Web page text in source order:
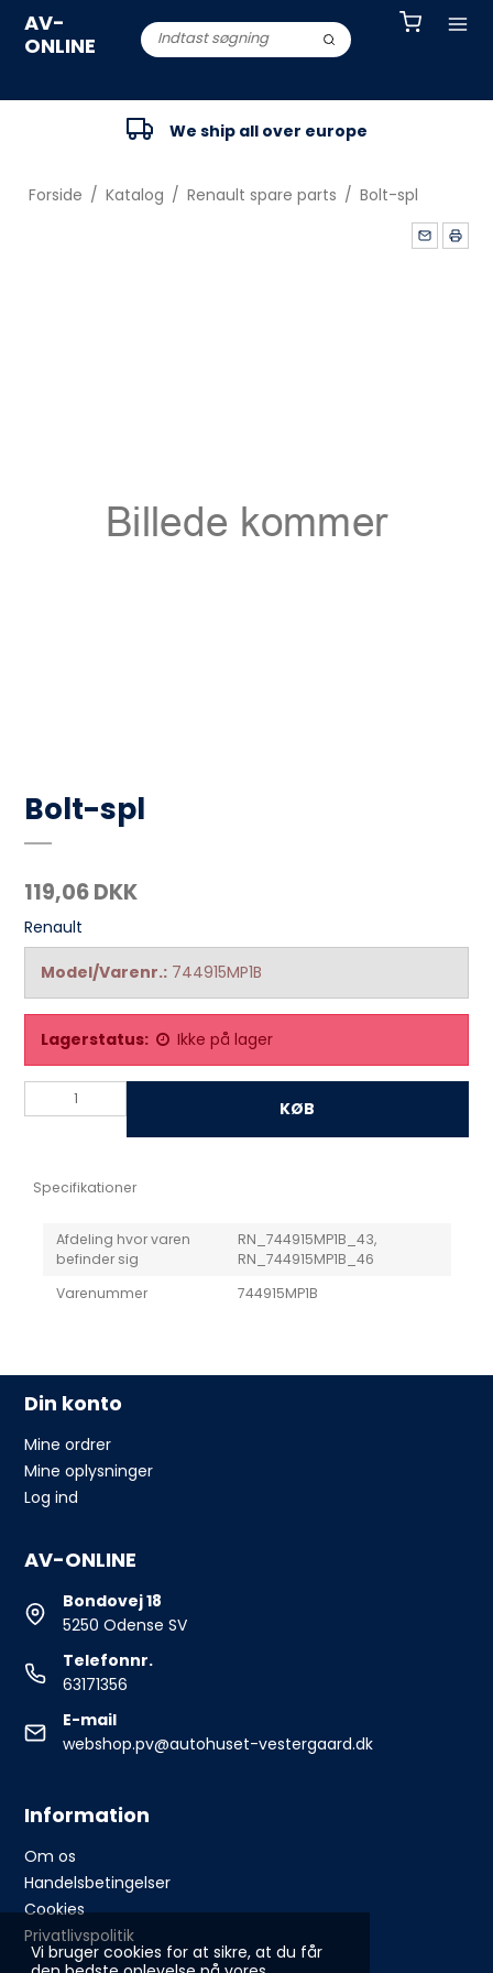
Vi bruger cookies for at sikre, at du får
AV-
ONLINE
We ship all over europe
Forside / Katalog / Renault spare parts / Bolt-spl
Bolt-spl
119,06 DKK
Renault
Model/Varenr.: 744915MP1B
Lagerstatus: Ikke på lager
KØB
Specifikationer
Afdeling hvor varen
befinder sig
RN_744915MP1B_43,
RN_744915MP1B_46
Varenummer
744915MP1B
Din konto
Mine ordrer
Mine oplysninger
Log ind
AV-ONLINE
Bondovej 18
5250 Odense SV
Telefonnr.
63171356
E-mail
webshop.pv@autohuset-vestergaard.dk
Information
Om os
Handelsbetingelser
Cookies
Privatlivspolitik